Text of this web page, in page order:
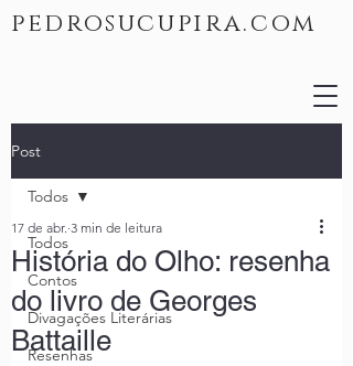
pedrosucupira.com
Post
Todos
Contos
Divagações Literárias
Resenhas
Todos
História do Olho: resenha
do livro de Georges
Battaille
17 de abr. 3 min de leitura